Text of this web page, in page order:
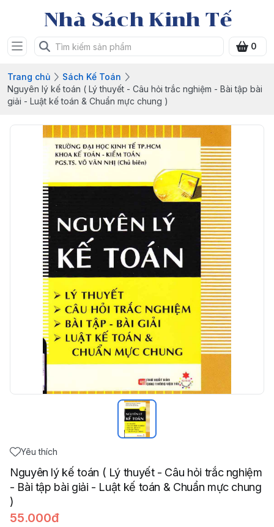
Nhà Sách Kinh Tế
0
Trang chủ
Sách Kế Toán
Nguyên lý kế toán ( Lý thuyết - Câu hỏi trắc nghiệm - Bài tập bài
giải - Luật kế toán & Chuẩn mực chung )
Yêu thích
Nguyên lý kế toán ( Lý thuyết - Câu hỏi trắc nghiệm
- Bài tập bài giải - Luật kế toán & Chuẩn mực chung
)
55.000đ